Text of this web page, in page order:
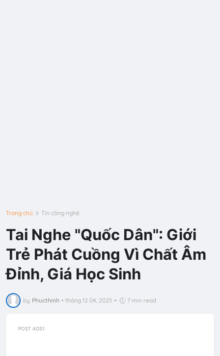
Trang chủ Tin công nghệ
Tai Nghe "Quốc Dân": Giới
Trẻ Phát Cuồng Vì Chất Âm
Đỉnh, Giá Học Sinh
by Phucthinh • tháng 12 04, 2025 • 7 min read
POST ADS1